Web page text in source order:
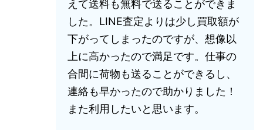
えて送料も無料で送ることができま
した。LINE査定よりは少し買取額が
下がってしまったのですが、想像以
上に高かったので満足です。仕事の
合間に荷物も送ることができるし、
連絡も早かったので助かりました！
また利用したいと思います。